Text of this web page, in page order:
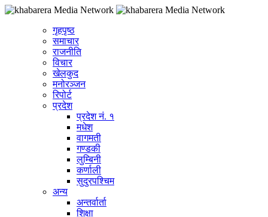
गृहपृष्ठ
समाचार
राजनीति
विचार
खेलकुद
मनोरञ्जन
रिपोर्ट
प्रदेश
प्रदेश नं. १
मधेश
वागमती
गण्डकी
लुम्बिनी
कर्णाली
सुदुरपश्चिम
अन्य
अन्तर्वार्ता
शिक्षा